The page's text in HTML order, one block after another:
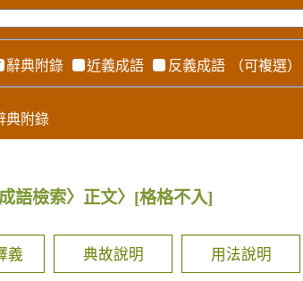
辭典附錄 近義成語 反義成語 （可複選）
典附錄
語檢索〉正文〉 [格格不入]
義 典故說明 用法說明